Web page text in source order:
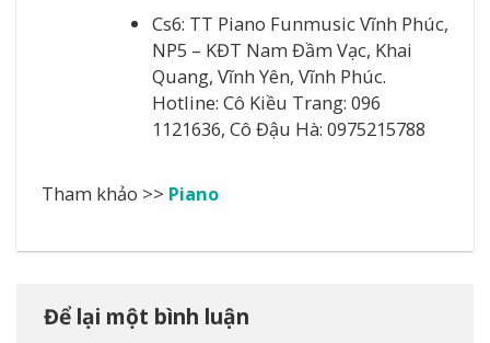
Cs6: TT Piano Funmusic Vĩnh Phúc,
NP5 – KĐT Nam Đầm Vạc, Khai
Quang, Vĩnh Yên, Vĩnh Phúc.
Hotline: Cô Kiều Trang: 096
1121636, Cô Đậu Hà: 0975215788
Tham khảo >> Piano
Để lại một bình luận